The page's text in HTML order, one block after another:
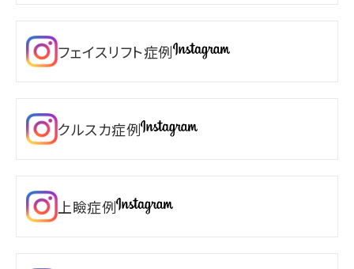
フェイスリフト症例
クルスカ症例
上瞼症例